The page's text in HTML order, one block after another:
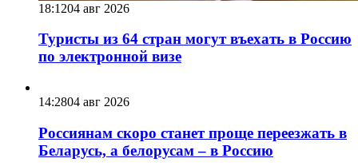
18:1204 авг 2026
Туристы из 64 стран могут въехать в Россию
по электронной визе
14:2804 авг 2026
Россиянам скоро станет проще переезжать в
Беларусь, а белорусам – в Россию